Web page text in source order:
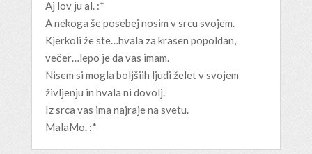
Aj lov ju al. :*
A nekoga še posebej nosim v srcu svojem.
Kjerkoli že ste…hvala za krasen popoldan,
večer…lepo je da vas imam.
Nisem si mogla boljšiih ljudi želet v svojem
življenju in hvala ni dovolj.
Iz srca vas ima najraje na svetu.
MalaMo. :*